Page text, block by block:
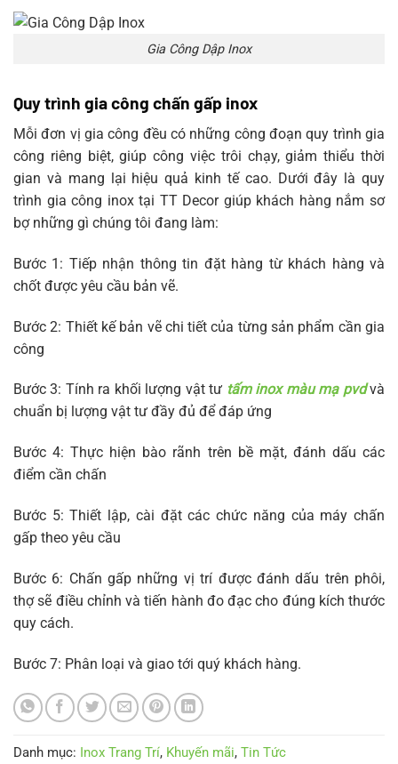
Gia Công Dập Inox
Quy trình gia công chấn gấp inox
Mỗi đơn vị gia công đều có những công đoạn quy trình gia
công riêng biệt, giúp công việc trôi chạy, giảm thiểu thời
gian và mang lại hiệu quả kinh tế cao. Dưới đây là quy
trình gia công inox tại TT Decor giúp khách hàng nắm sơ
bợ những gì chúng tôi đang làm:
Bước 1: Tiếp nhận thông tin đặt hàng từ khách hàng và
chốt được yêu cầu bản vẽ.
Bước 2: Thiết kế bản vẽ chi tiết của từng sản phẩm cần gia
công
Bước 3: Tính ra khối lượng vật tư tấm inox màu mạ pvdvà
chuẩn bị lượng vật tư đầy đủ để đáp ứng
Bước 4: Thực hiện bào rãnh trên bề mặt, đánh dấu các
điểm cần chấn
Bước 5: Thiết lập, cài đặt các chức năng của máy chấn
gấp theo yêu cầu
Bước 6: Chấn gấp những vị trí được đánh dấu trên phôi,
thợ sẽ điều chỉnh và tiến hành đo đạc cho đúng kích thước
quy cách.
Bước 7: Phân loại và giao tới quý khách hàng.
Danh mục: Inox Trang Trí, Khuyến mãi, Tin Tức